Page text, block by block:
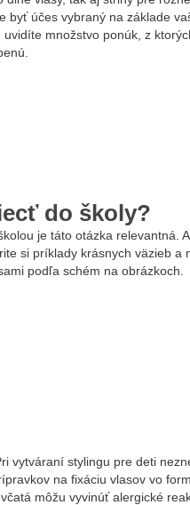
byť účes vybraný na základe
uvidíte množstvo ponúk, z
do školy?
je táto otázka relevantná.
si príklady krásnych väzieb a
podľa schém na obrázkoch.
vytváraní stylingu pre deti
na fixáciu vlasov vo
môžu vyvinúť alergické